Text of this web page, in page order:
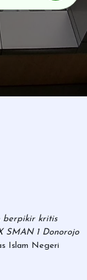
berpikir kritis
SMAN 1 Donorojo
Islam Negeri